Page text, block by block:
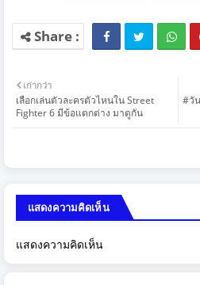
#วั
เก่ากว่า
เลือกเล่นตัวละครตัวไหนใน Street
Fighter 6 มีข้อแตกต่าง มาดูกัน
แสดงความคิดเห็น
แสดงความคิดเห็น